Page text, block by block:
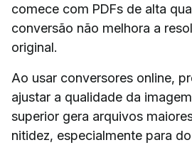
comece com PDFs de alta
conversão não melhora a
original.
Ao usar conversores online,
ajustar a qualidade da
superior gera arquivos
nitidez, especialmente para